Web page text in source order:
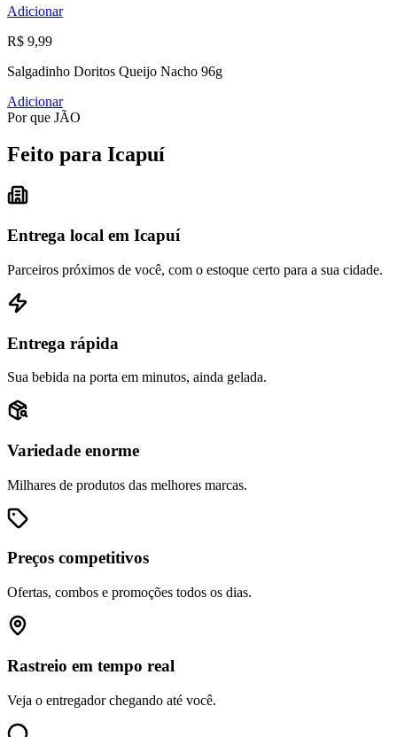
Adicionar
R$ 9,99
Salgadinho Doritos Queijo Nacho 96g
Adicionar
Por que JÃO
Feito para Icapuí
Entrega local em Icapuí
Parceiros próximos de você, com o estoque certo para a sua cidade.
Entrega rápida
Sua bebida na porta em minutos, ainda gelada.
Variedade enorme
Milhares de produtos das melhores marcas.
Preços competitivos
Ofertas, combos e promoções todos os dias.
Rastreio em tempo real
Veja o entregador chegando até você.